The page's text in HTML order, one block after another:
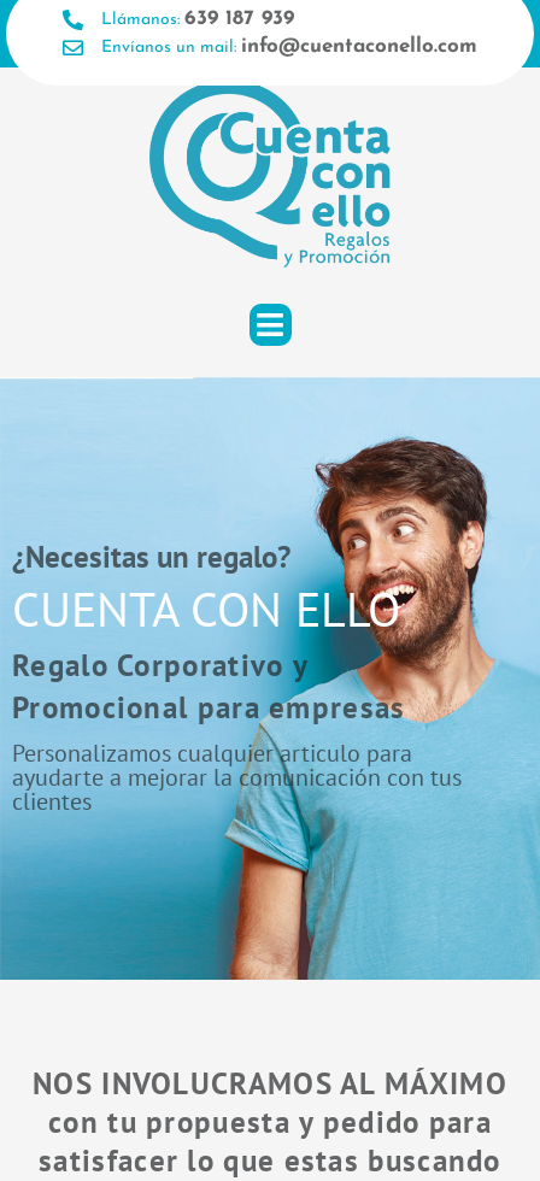
Ir
al
contenido
Llámanos: 639 187 939
Envíanos un mail: info@cuentaconello.com
¿Necesitas un regalo?
CUENTA CON ELLO
Regalo Corporativo y
Promocional para empresas
Personalizamos cualquier articulo para
ayudarte a mejorar la comunicación con tus
clientes
NOS INVOLUCRAMOS AL MÁXIMO
con tu propuesta y pedido para
satisfacer lo que estas buscando